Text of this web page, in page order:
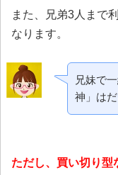
また、兄弟3人まで
なります。
兄妹で
神」は
ただし、買い切り型